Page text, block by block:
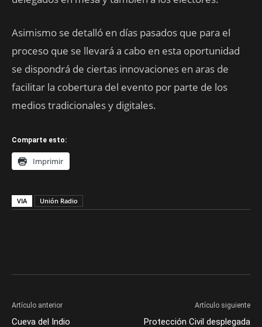
Asimismo se detalló en días pasados que para el
proceso que se llevará a cabo en esta oportunidad
se dispondrá de ciertas innovaciones en aras de
facilitar la cobertura del evento por parte de los
medios tradicionales y digitales.
Comparte esto:
Imprimir
VIA Unión Radio
Artículo anterior
Cueva del Indio
Artículo siguiente
Protección Civil desplegada